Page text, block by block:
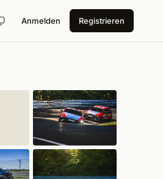
Anmelden Registrieren